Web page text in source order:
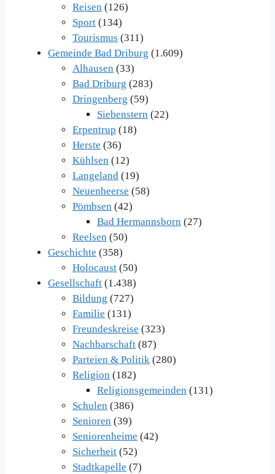
Reisen (126)
Sport (134)
Tourismus (311)
Gemeinde Bad Driburg (1.609)
Alhausen (33)
Bad Driburg (283)
Dringenberg (59)
Siebenstern (22)
Erpentrup (18)
Herste (36)
Kühlsen (12)
Langeland (19)
Neuenheerse (58)
Pömbsen (42)
Bad Hermannsborn (27)
Reelsen (50)
Geschichte (358)
Holocaust (50)
Gesellschaft (1.438)
Bildung (727)
Familie (131)
Freundeskreise (323)
Nachbarschaft (87)
Parteien & Politik (280)
Religion (182)
Religionsgemeinden (131)
Schulen (386)
Senioren (39)
Seniorenheime (42)
Sicherheit (52)
Stadtkapelle (7)